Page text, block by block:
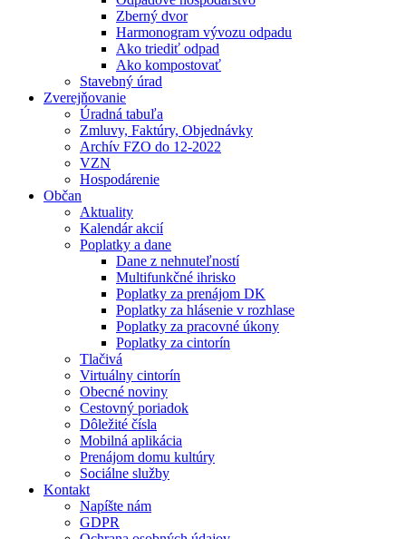
Zberný dvor
Harmonogram vývozu odpadu
Ako triediť odpad
Ako kompostovať
Stavebný úrad
Zverejňovanie
Úradná tabuľa
Zmluvy, Faktúry, Objednávky
Archív FZO do 12-2022
VZN
Hospodárenie
Občan
Aktuality
Kalendár akcií
Poplatky a dane
Dane z nehnuteľností
Multifunkčné ihrisko
Poplatky za prenájom DK
Poplatky za hlásenie v rozhlase
Poplatky za pracovné úkony
Poplatky za cintorín
Tlačivá
Virtuálny cintorín
Obecné noviny
Cestovný poriadok
Dôležité čísla
Mobilná aplikácia
Prenájom domu kultúry
Sociálne služby
Kontakt
Napíšte nám
GDPR